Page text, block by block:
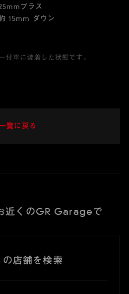
プラス
15mm ダウン
車に装着した状態です。
覧に戻る
近くのGR Garageで
の店舗を検索